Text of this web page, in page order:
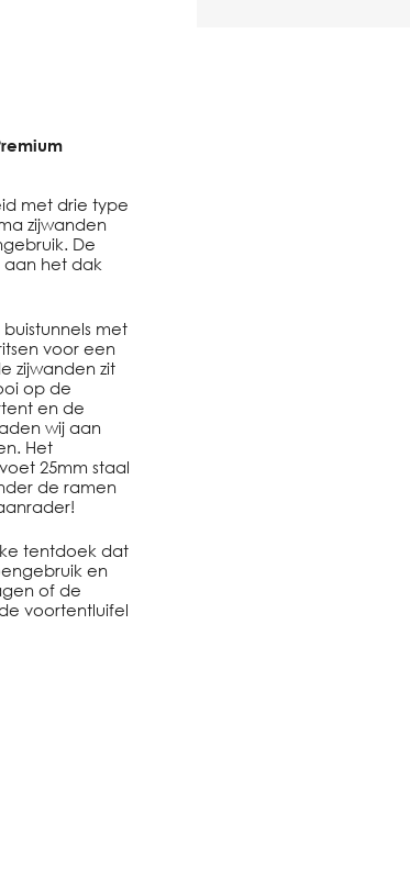
met drie type
zijwanden
De
aan het dak
met
voor een
zijwanden zit
op de
en de
wij aan
Het
25mm staal
de ramen
tentdoek dat
en
of de
voortentluifel